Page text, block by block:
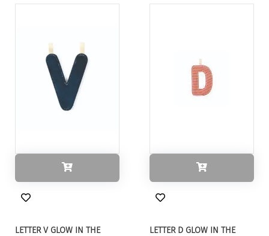
LETTER V GLOW IN THE
LETTER D GLOW IN THE